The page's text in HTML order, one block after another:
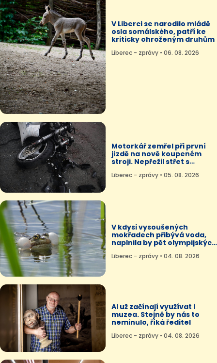
V Liberci se narodilo mládě
osla somálského, patří ke
kriticky ohroženým druhům
Liberec - zprávy • 06. 08. 2026
Motorkář zemřel při první
jízdě na nově koupeném
stroji. Nepřežil střet s
Liberec - zprávy • 05. 08. 2026
V kdysi vysoušených
mokřadech přibývá voda,
naplnila by pět olympijských
Liberec - zprávy • 04. 08. 2026
AI už začínají využívat i
muzea. Stejně by nás to
neminulo, říká ředitel
Liberec - zprávy • 04. 08. 2026